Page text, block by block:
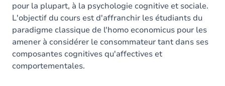
pour la plupart, à la psychologie cognitive et sociale.
L'objectif du cours est d'affranchir les étudiants du
paradigme classique de l'homo economicus pour les
amener à considérer le consommateur tant dans ses
composantes cognitives qu'affectives et
comportementales.